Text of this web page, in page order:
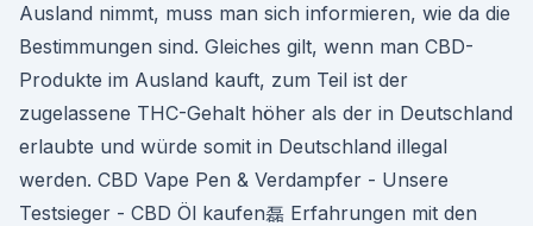
Ausland nimmt, muss man sich informieren, wie da die
Bestimmungen sind. Gleiches gilt, wenn man CBD-
Produkte im Ausland kauft, zum Teil ist der
zugelassene THC-Gehalt höher als der in Deutschland
erlaubte und würde somit in Deutschland illegal
werden. CBD Vape Pen & Verdampfer - Unsere
Testsieger - CBD Öl kaufen磊 Erfahrungen mit den